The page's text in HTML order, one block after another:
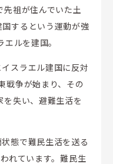
祖が住んでいた土
するという運動が強
ルを建国。
イスラエル建国に反対
戦争が始まり、その
失い、避難生活を
態で難民生活を送る
れています。難民生